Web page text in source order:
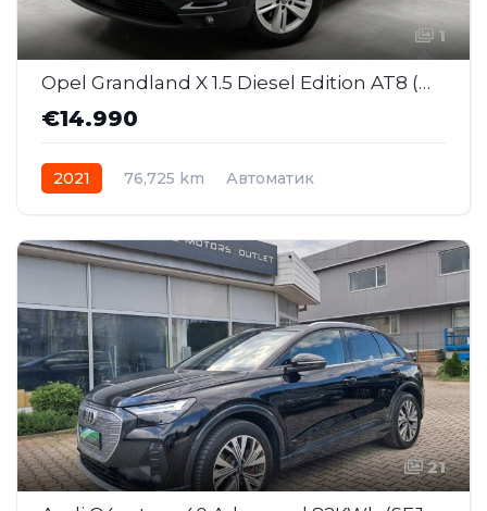
1
Opel Grandland X 1.5 Diesel Edition AT8 (MMJ045)
€14.990
2021 76,725 km Автоматик
21